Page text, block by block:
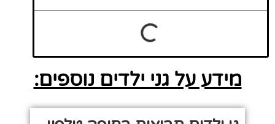
מידע על גני ילדים נוספים: